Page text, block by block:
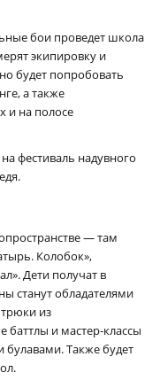
бои проведет школа
экипировку и
будет попробовать
а также
и на полосе
фестиваль надувного
— там
Колобок»,
Дети получат в
станут обладателями
из
баттлы и мастер-классы
Также будет